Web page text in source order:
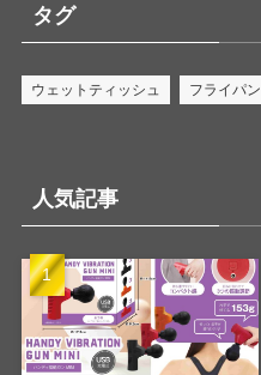
タグ
ウェットティッシュ フライパン
人気記事